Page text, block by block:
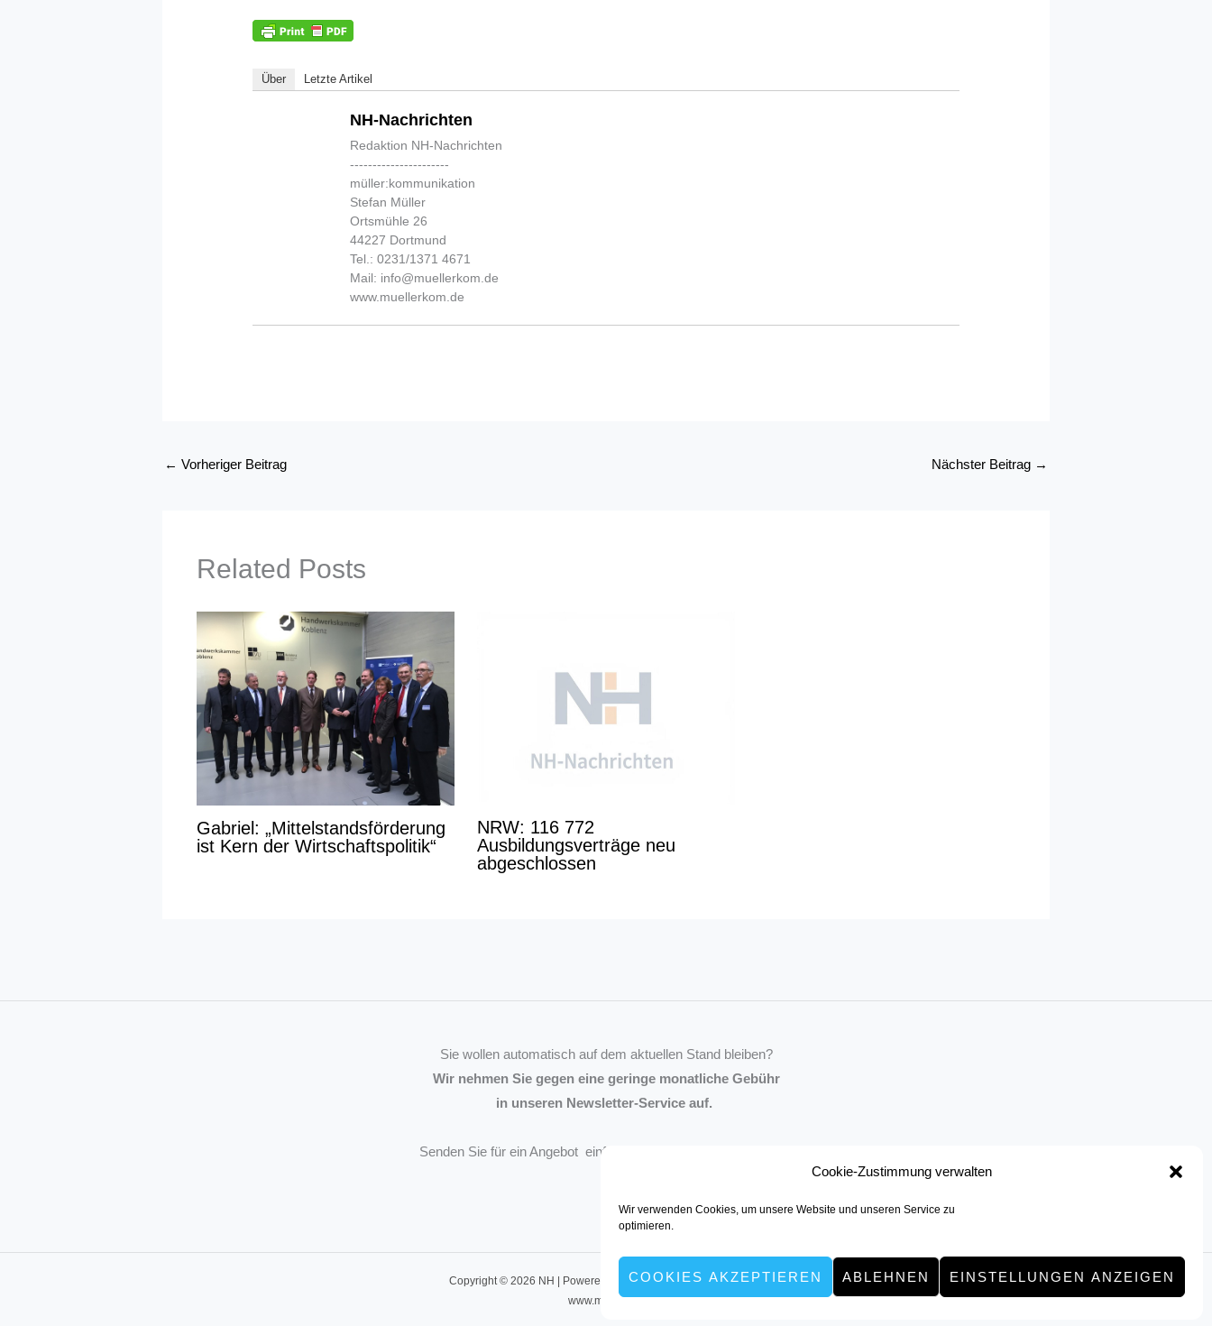
Cookie-Zustimmung verwalten
Wir verwenden Cookies, um unsere Website und unseren Service zu
optimieren.
COOKIES AKZEPTIEREN ABLEHNEN EINSTELLUNGEN ANZEIGEN
Über Letzte Artikel
NH-Nachrichten
Redaktion NH-Nachrichten
----------------------
müller:kommunikation
Stefan Müller
Ortsmühle 26
44227 Dortmund
Tel.: 0231/1371 4671
Mail: info@muellerkom.de
www.muellerkom.de
← Vorheriger Beitrag Nächster Beitrag →
Related Posts
Gabriel: „Mittelstandsförderung
ist Kern der Wirtschaftspolitik“
NRW: 116 772
Ausbildungsverträge neu
abgeschlossen
Sie wollen automatisch auf dem aktuellen Stand bleiben?
Wir nehmen Sie gegen eine geringe monatliche Gebühr
in unseren Newsletter-Service auf.
Senden Sie für ein Angebot einfach eine
Copyright © 2026 NH | Powered by müller:kommunikation, Dortmund
www.muellerkom.de